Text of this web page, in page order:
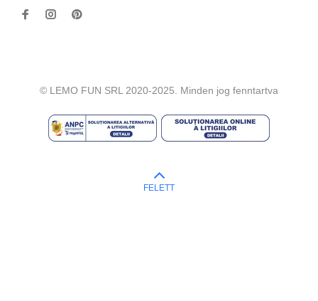
© LEMO FUN SRL 2020-2025. Minden jog fenntartva
FELETT